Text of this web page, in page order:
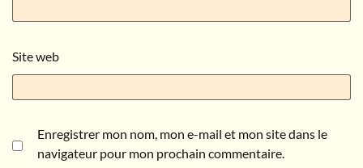
Site web
Enregistrer mon nom, mon e-mail et mon site dans le
navigateur pour mon prochain commentaire.